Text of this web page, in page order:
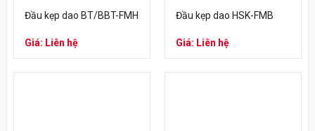
Đầu kẹp dao BT/BBT-FMH
Giá: Liên hệ
Đầu kẹp dao HSK-FMB
Giá: Liên hệ